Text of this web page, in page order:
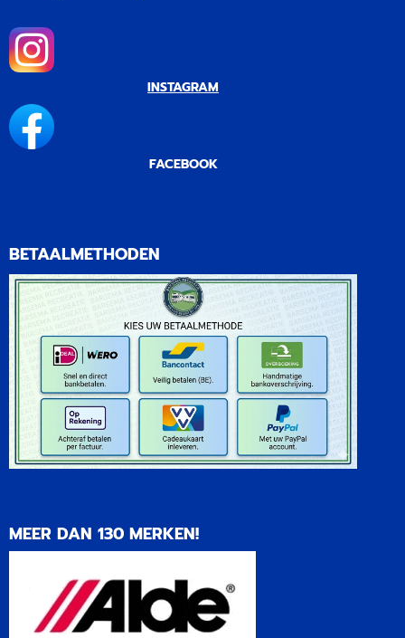
INSTAGRAM
FACEBOOK
BETAALMETHODEN
MEER DAN 130 MERKEN!